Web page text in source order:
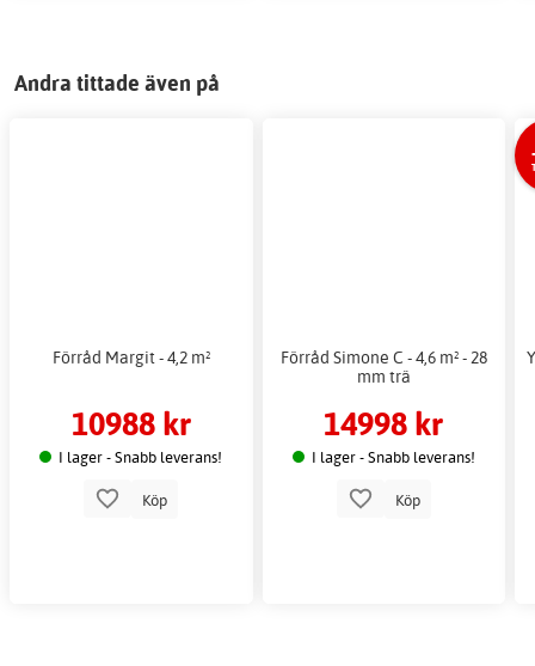
Andra tittade även på
Förråd Margit - 4,2 m²
10988 kr
I lager - Snabb leverans!
Köp
Förråd Simone C - 4,6 m² - 28
mm trä
14998 kr
I lager - Snabb leverans!
Köp